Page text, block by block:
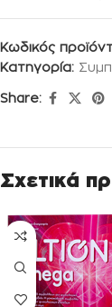
Κωδικός
Κατηγορία:
Share:
Σχετικά